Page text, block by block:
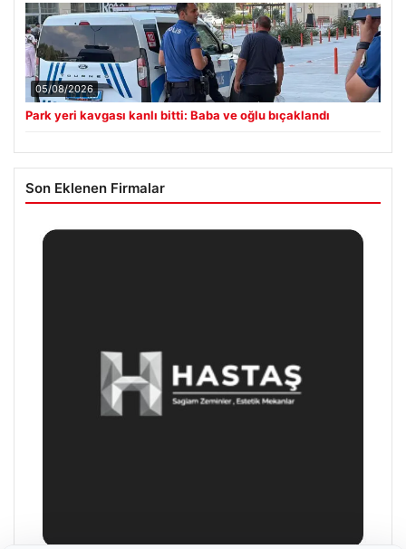
05/08/2026
Park yeri kavgası kanlı bitti: Baba ve oğlu bıçaklandı
Son Eklenen Firmalar